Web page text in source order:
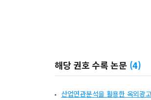
해당 권호 수록 논문 (4)
산업연관분석을 활용한 옥외광